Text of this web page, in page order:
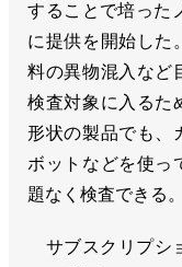
することで培った
に提供を開始した
料の異物混入など
検査対象に入るた
形状の製品でも、
ボットなどを使っ
題なく検査できる。
サブスクリプシ